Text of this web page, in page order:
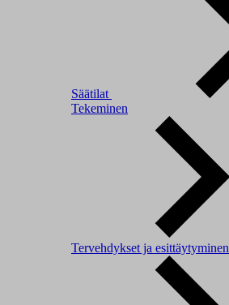
Säätilat
Tekeminen
Tervehdykset ja esittäytyminen